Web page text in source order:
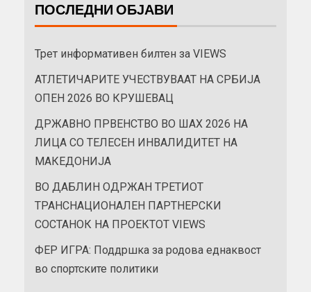
ПОСЛЕДНИ ОБЈАВИ
Трет информативен билтен за VIEWS
АТЛЕТИЧАРИТЕ УЧЕСТВУВААТ НА СРБИЈА
ОПЕН 2026 ВО КРУШЕВАЦ
ДРЖАВНО ПРВЕНСТВО ВО ШАХ 2026 НА
ЛИЦА СО ТЕЛЕСЕН ИНВАЛИДИТЕТ НА
МАКЕДОНИЈА
ВО ДАБЛИН ОДРЖАН ТРЕТИОТ
ТРАНСНАЦИОНАЛЕН ПАРТНЕРСКИ
СОСТАНОК НА ПРОЕКТОТ VIEWS
ФЕР ИГРА: Поддршка за родова еднаквост
во спортските политики